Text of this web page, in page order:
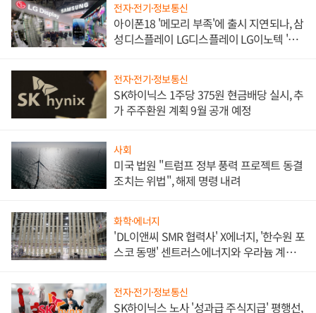
전자·전기·정보통신
아이폰18 '메모리 부족'에 출시 지연되나, 삼
성디스플레이 LG디스플레이 LG이노텍 '탈
전자·전기·정보통신
SK하이닉스 1주당 375원 현금배당 실시, 추
가 주주환원 계획 9월 공개 예정
사회
미국 법원 "트럼프 정부 풍력 프로젝트 동결
조치는 위법", 해제 명령 내려
화학·에너지
'DL이앤씨 SMR 협력사' X에너지, '한수원 포
스코 동맹' 센트러스에너지와 우라늄 계약
전자·전기·정보통신
SK하이닉스 노사 '성과급 주식지급' 평행선,